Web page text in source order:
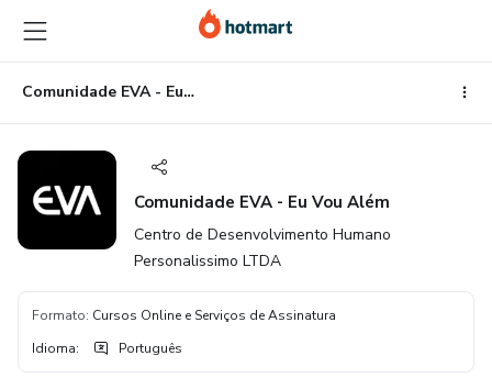
para
o
conteúdo
principal
para
o
pagamento
para
o
rodapé
Comunidade EVA - Eu Vou Além
Comunidade EVA - Eu Vou Além
Centro de Desenvolvimento Humano
Personalissimo LTDA
Formato: Cursos Online e Serviços de Assinatura
Idioma: Português